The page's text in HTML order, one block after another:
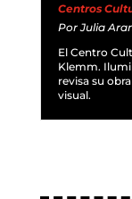
Centros
PorJulia
El Centro
Klemm.
revisa su
visual.